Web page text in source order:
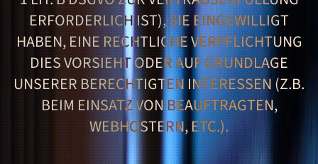
ERFORDERLICH IST), SIE EINGEWILLIGT
HABEN, EINE RECHTLICHE VERPFLICHTUNG
DIES VORSIEHT ODER AUF GRUNDLAGE
UNSERER BERECHTIGTEN INTERESSEN (Z.B.
BEIM EINSATZ VON BEAUFTRAGTEN,
WEBHOSTERN, ETC.).